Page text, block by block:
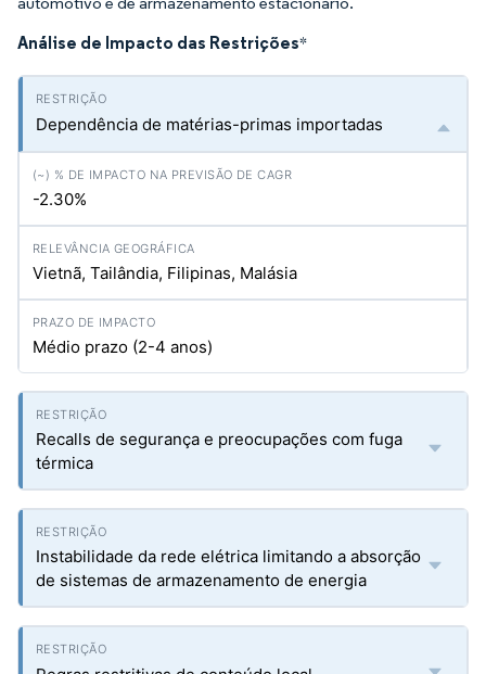
Análise de Impacto das Restrições*
Dependência de matérias-primas importadas
-2.30%
Vietnã, Tailândia, Filipinas, Malásia
Médio prazo (2-4 anos)
Recalls de segurança e preocupações com fuga
térmica
Instabilidade da rede elétrica limitando a absorção
de sistemas de armazenamento de energia